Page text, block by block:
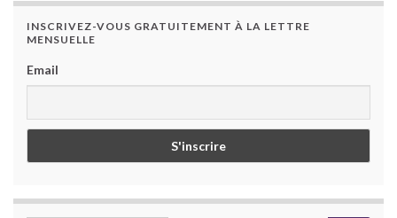
INSCRIVEZ-VOUS GRATUITEMENT À LA LETTRE
MENSUELLE
Email